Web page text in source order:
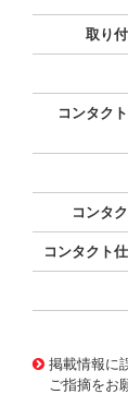
取り
コンタク
コンタ
コンタクト
掲載情報に
ご指摘をお